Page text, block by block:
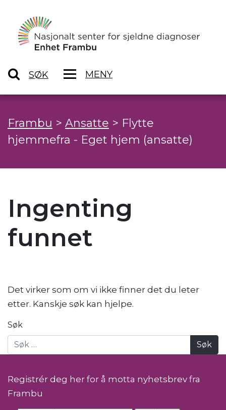
SØK MENY
Frambu > Ansatte > Flytte
hjemmefra - Eget hjem (ansatte)
Ingenting
funnet
Det virker som om vi ikke finner det du leter
etter. Kanskje søk kan hjelpe.
Søk
Registrér deg her for å motta nyhetsbrev fra
Frambu